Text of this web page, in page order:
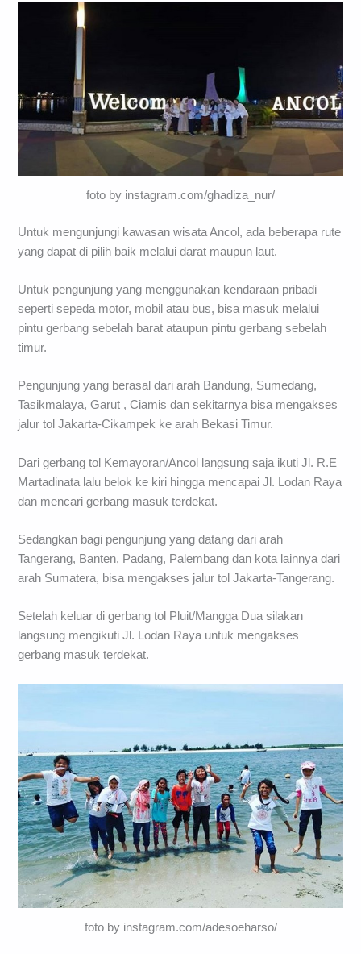
foto by instagram.com/ghadiza_nur/
Untuk mengunjungi kawasan wisata Ancol, ada beberapa rute
yang dapat di pilih baik melalui darat maupun laut.
Untuk pengunjung yang menggunakan kendaraan pribadi
seperti sepeda motor, mobil atau bus, bisa masuk melalui
pintu gerbang sebelah barat ataupun pintu gerbang sebelah
timur.
Pengunjung yang berasal dari arah Bandung, Sumedang,
Tasikmalaya, Garut , Ciamis dan sekitarnya bisa mengakses
jalur tol Jakarta-Cikampek ke arah Bekasi Timur.
Dari gerbang tol Kemayoran/Ancol langsung saja ikuti Jl. R.E
Martadinata lalu belok ke kiri hingga mencapai Jl. Lodan Raya
dan mencari gerbang masuk terdekat.
Sedangkan bagi pengunjung yang datang dari arah
Tangerang, Banten, Padang, Palembang dan kota lainnya dari
arah Sumatera, bisa mengakses jalur tol Jakarta-Tangerang.
Setelah keluar di gerbang tol Pluit/Mangga Dua silakan
langsung mengikuti Jl. Lodan Raya untuk mengakses
gerbang masuk terdekat.
foto by instagram.com/adesoeharso/